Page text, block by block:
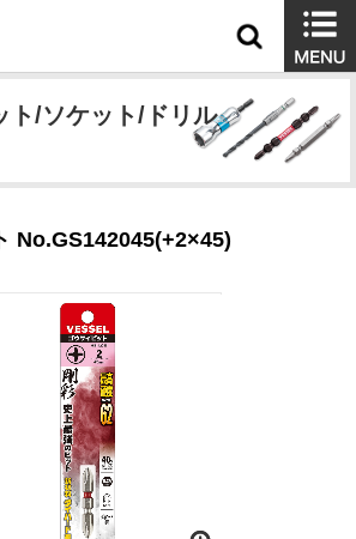
ト/ソケット/ドリル
No.GS142045(+2×45)